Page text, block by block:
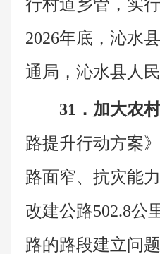
行村道乡管，实
2026年底，沁水
通局，沁水县人民
31．加大农
路提升行动方案
路面窄、抗灾能
改建公路502.8公
路的路段建立问